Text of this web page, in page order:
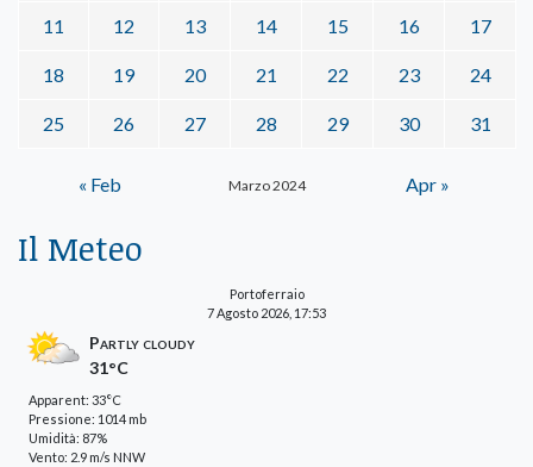
Marzo 2024
11 12 13 14 15 16 17
18 19 20 21 22 23 24
25 26 27 28 29 30 31
« Feb Apr »
Il Meteo
Portoferraio
7 Agosto 2026, 17:53
Partly cloudy
31°C
Apparent: 33°C
Pressione: 1014 mb
Umidità: 87%
Vento: 2.9 m/s NNW